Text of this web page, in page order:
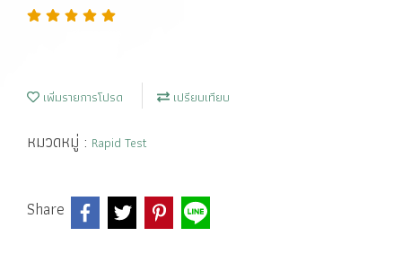
เพิ่มรายการโปรด เปรียบเทียบ
หมวดหมู่ : Rapid Test
Share